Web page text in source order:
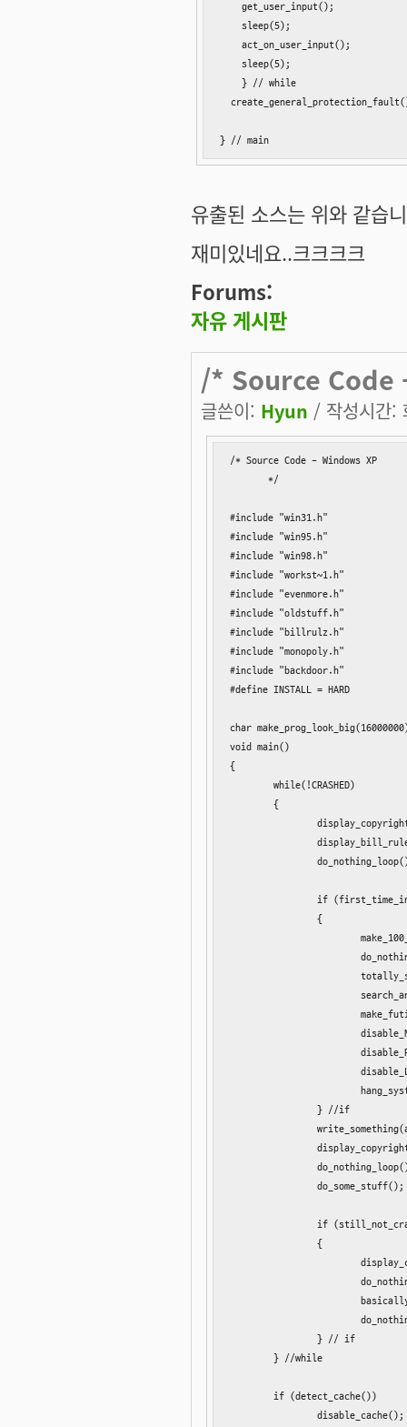
    get_user_input();
    sleep(5);
    act_on_user_input();
    sleep(5);
    } // while
} // main
유출된 소스는 위와 같습
재미있네요..크크크크
Forums:
자유 게시판
/* Source Code
글쓴이: Hyun / 작성시간
/* Source Code - Windows XP
       */
#include "win31.h"
#include "win95.h"
#include "win98.h"
#include "workst~1.h"
#include "evenmore.h"
#include "oldstuff.h"
#include "billrulz.h"
#include "monopoly.h"
#include "backdoor.h"
#define INSTALL = HARD
char
void main()
{